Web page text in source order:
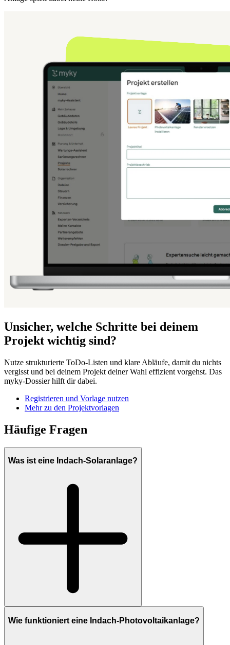
Unsicher, welche Schritte bei deinem
Projekt wichtig sind?
Nutze strukturierte ToDo-Listen und klare Abläufe, damit du nichts
vergisst und bei deinem Projekt deiner Wahl effizient vorgehst. Das
myky-Dossier hilft dir dabei.
Registrieren und Vorlage nutzen
Mehr zu den Projektvorlagen
Häufige Fragen
Was ist eine Indach-Solaranlage?
Wie funktioniert eine Indach-Photovoltaikanlage?